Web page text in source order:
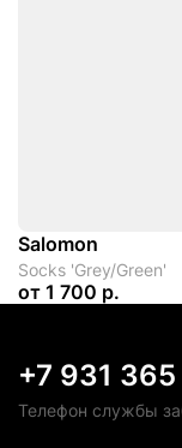
Salomon
Socks 'Grey/Green'
от 1 700 р.
+7 931
Телефон службы